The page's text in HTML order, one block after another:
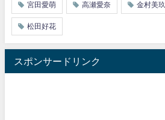
宮田愛萌 高瀬愛奈 金村美玖
松田好花
スポンサードリンク